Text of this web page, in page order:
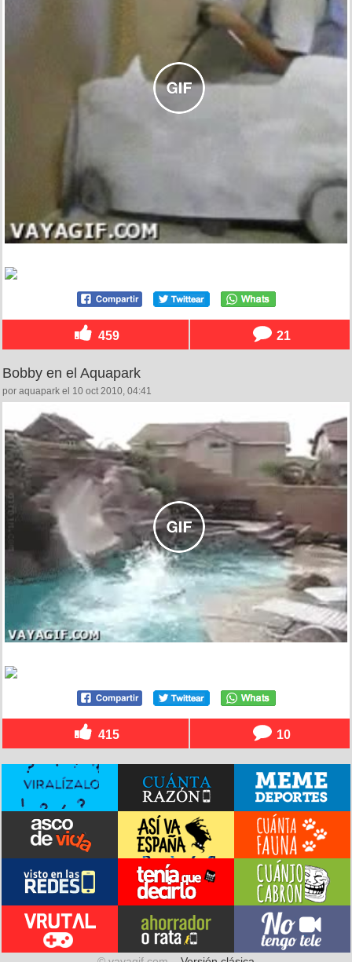
459 21
Bobby en el Aquapark
por aquapark el 10 oct 2010, 04:41
415 10